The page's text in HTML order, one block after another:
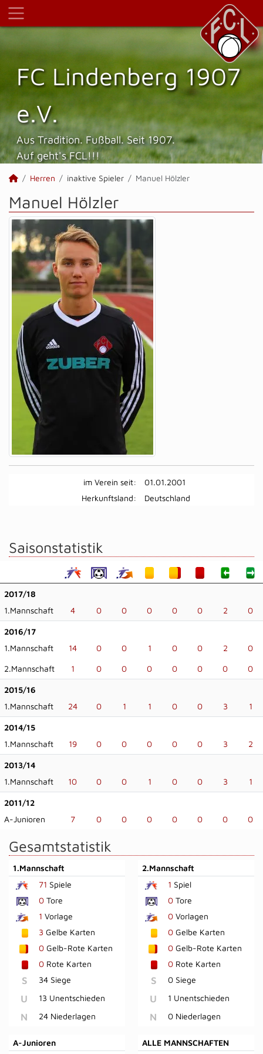
FC Lindenberg 1907
e.V.
Aus Tradition. Fußball. Seit 1907.
Auf geht's FCL!!!
Herren inaktive Spieler Manuel Hölzler
Manuel Hölzler
im Verein seit:
01.01.2001
Herkunftsland:
Deutschland
Saisonstatistik
2017/18
1.Mannschaft
4 0 0 0 0 0 2 0
2016/17
1.Mannschaft
14 0 0 1 0 0 2 0
2.Mannschaft 1 0 0 0 0 0 0 0
2015/16
1.Mannschaft
24 0 1 1 0 0 3 1
2014/15
1.Mannschaft
19 0 0 0 0 0 3 2
2013/14
1.Mannschaft
10 0 0 1 0 0 3 1
2011/12
A-Junioren
7 0 0 0 0 0 0 0
Gesamtstatistik
1.Mannschaft
71 Spiele
0 Tore
1 Vorlage
3 Gelbe Karten
0 Gelb-Rote Karten
0 Rote Karten
S 34 Siege
U 13 Unentschieden
N 24 Niederlagen
2.Mannschaft
1 Spiel
0Tore
0Vorlagen
0Gelbe Karten
0Gelb-Rote Karten
0Rote Karten
S 0 Siege
U 1 Unentschieden
N 0 Niederlagen
A-Junioren ALLE MANNSCHAFTEN